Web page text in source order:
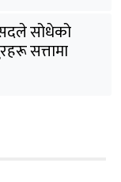
सोधेको
सत्तामा
?